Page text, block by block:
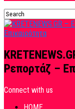
Ρεπορτάζ –
Connect with us